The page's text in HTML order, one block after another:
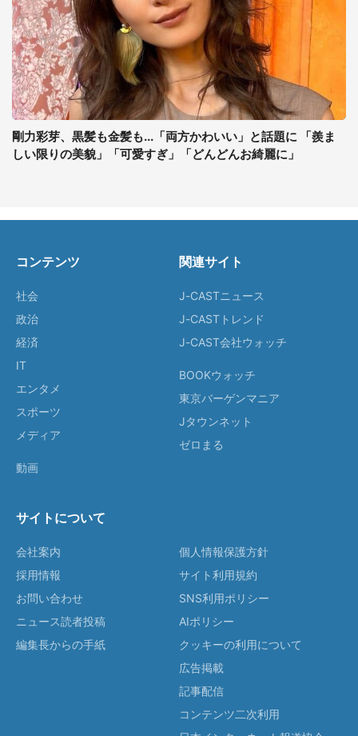
剛力彩芽、黒髪も金髪も...「両方かわいい」と話題に 「羨ま
しい限りの美貌」「可愛すぎ」「どんどんお綺麗に」
コンテンツ
社会
政治
経済
IT
エンタメ
スポーツ
メディア
動画
関連サイト
J-CASTニュース
J-CASTトレンド
J-CAST会社ウォッチ
BOOKウォッチ
東京バーゲンマニア
Jタウンネット
ゼロまる
サイトについて
会社案内
採用情報
お問い合わせ
ニュース読者投稿
編集長からの手紙
個人情報保護方針
サイト利用規約
SNS利用ポリシー
AIポリシー
クッキーの利用について
広告掲載
記事配信
コンテンツ二次利用